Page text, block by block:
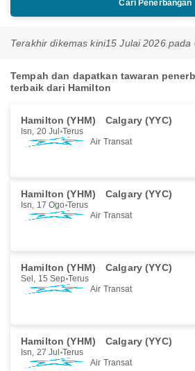
Cari Penerbangan
Terakhir dikemas kini15 Julai 2026 pada
Tempah dan dapatkan tawaran
terbaik dari Hamilton
Hamilton (YHM) Calgary (YYC)
Isn, 20 Jul Terus
Air Transat
Hamilton (YHM) Calgary (YYC)
Isn, 17 Ogo Terus
Air Transat
Hamilton (YHM) Calgary (YYC)
Sel, 15 Sep Terus
Air Transat
Hamilton (YHM) Calgary (YYC)
Isn, 27 Jul Terus
Air Transat